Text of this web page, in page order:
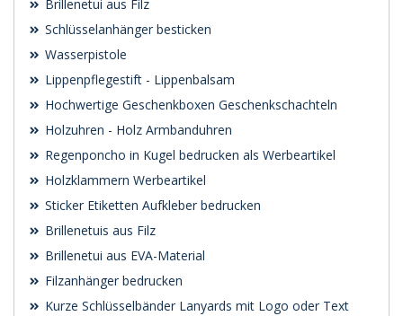
Brillenetui aus Filz
Schlüsselanhänger besticken
Wasserpistole
Lippenpflegestift - Lippenbalsam
Hochwertige Geschenkboxen Geschenkschachteln
Holzuhren - Holz Armbanduhren
Regenponcho in Kugel bedrucken als Werbeartikel
Holzklammern Werbeartikel
Sticker Etiketten Aufkleber bedrucken
Brillenetuis aus Filz
Brillenetui aus EVA-Material
Filzanhänger bedrucken
Kurze Schlüsselbänder Lanyards mit Logo oder Text